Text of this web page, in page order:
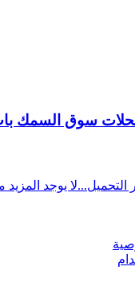
سوق السمك باب
لا يوجد المزيد من